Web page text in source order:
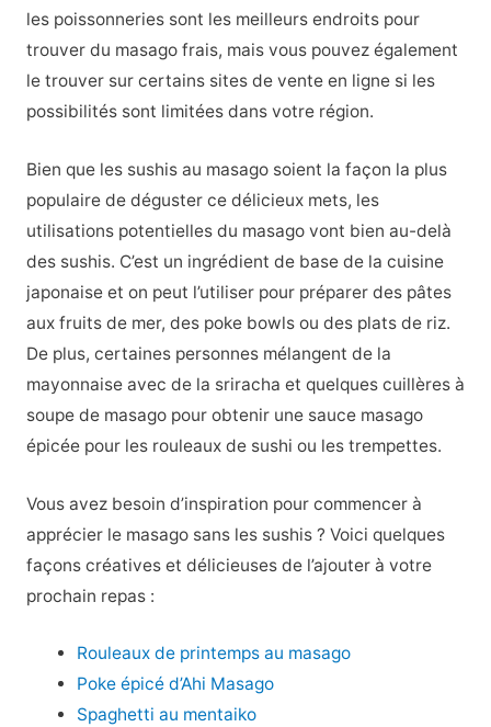
les poissonneries sont les meilleurs endroits pour
trouver du masago frais, mais vous pouvez également
le trouver sur certains sites de vente en ligne si les
possibilités sont limitées dans votre région.
Bien que les sushis au masago soient la façon la plus
populaire de déguster ce délicieux mets, les
utilisations potentielles du masago vont bien au-delà
des sushis. C’est un ingrédient de base de la cuisine
japonaise et on peut l’utiliser pour préparer des pâtes
aux fruits de mer, des poke bowls ou des plats de riz.
De plus, certaines personnes mélangent de la
mayonnaise avec de la sriracha et quelques cuillères à
soupe de masago pour obtenir une sauce masago
épicée pour les rouleaux de sushi ou les trempettes.
Vous avez besoin d’inspiration pour commencer à
apprécier le masago sans les sushis ? Voici quelques
façons créatives et délicieuses de l’ajouter à votre
prochain repas :
Rouleaux de printemps au masago
Poke épicé d’Ahi Masago
Spaghetti au mentaiko